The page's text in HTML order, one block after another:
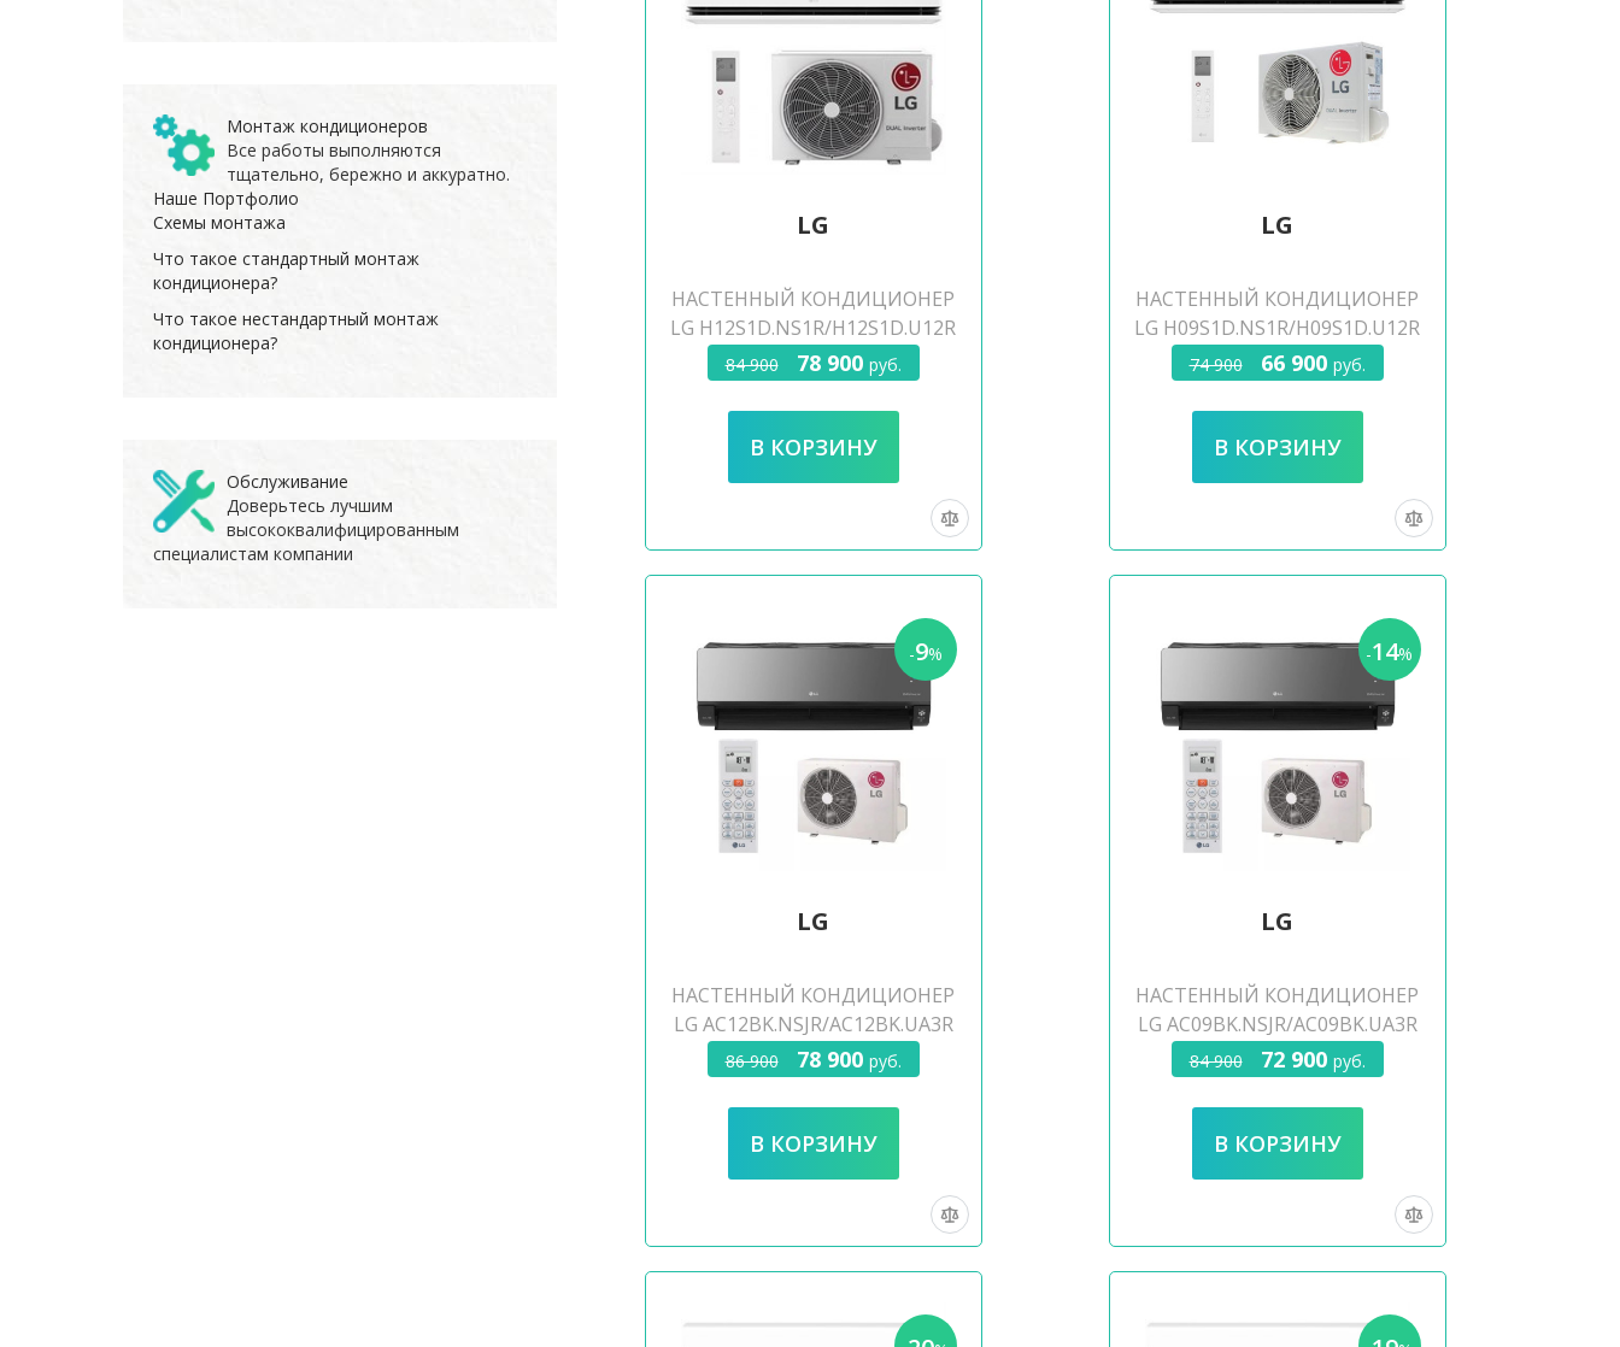
Монтаж кондиционеров
Все работы выполняются
тщательно, бережно и аккуратно.
Наше Портфолио
Схемы монтажа
Что такое стандартный монтаж
кондиционера?
Что такое нестандартный монтаж
кондиционера?
Обслуживание
Доверьтесь лучшим
высококвалифицированным
специалистам компании
LG
НАСТЕННЫЙ КОНДИЦИОНЕР
LG H12S1D.NS1R/H12S1D.U12R
84 900 78 900 руб.
LG
НАСТЕННЫЙ КОНДИЦИОНЕР
LG H09S1D.NS1R/H09S1D.U12R
74 900 66 900 руб.
-9%
LG
НАСТЕННЫЙ КОНДИЦИОНЕР
LG AC12BK.NSJR/AC12BK.UA3R
86 900 78 900 руб.
-14%
LG
НАСТЕННЫЙ КОНДИЦИОНЕР
LG AC09BK.NSJR/AC09BK.UA3R
84 900 72 900 руб.